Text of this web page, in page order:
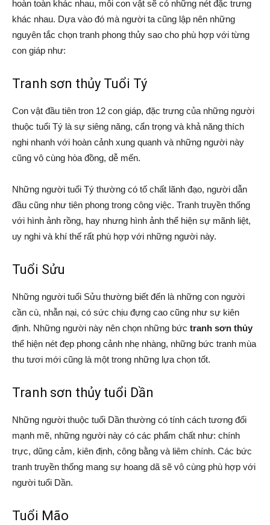
hoàn toàn khác nhau, mỗi con vật sẽ có những nét đặc trưng
khác nhau. Dựa vào đó mà người ta cũng lập nên những
nguyên tắc chọn tranh phong thủy sao cho phù hợp với từng
con giáp như:
Tranh sơn thủy Tuổi Tý
Con vật đầu tiên tron 12 con giáp, đặc trưng của những người
thuộc tuổi Tý là sự siêng năng, cẩn trọng và khả năng thích
nghi nhanh với hoàn cảnh xung quanh và những người này
cũng vô cùng hòa đồng, dễ mến.
Những người tuổi Tý thường có tố chất lãnh đạo, người dẫn
đầu cũng như tiên phong trong công việc. Tranh truyền thống
với hình ảnh rồng, hay nhưng hình ảnh thể hiện sự mãnh liệt,
uy nghi và khí thế rất phù hợp với những người này.
Tuổi Sửu
Những người tuổi Sửu thường biết đến là những con người
cần cù, nhẫn nại, có sức chịu đựng cao cũng như sự kiên
định. Những người này nên chọn những bức tranh sơn thủy
thể hiện nét đẹp phong cảnh nhẹ nhàng, những bức tranh mùa
thu tươi mới cũng là một trong những lựa chọn tốt.
Tranh sơn thủy tuổi Dần
Những người thuộc tuổi Dần thường có tính cách tương đối
mạnh mẽ, những người này có các phẩm chất như: chính
trực, dũng cảm, kiên định, công bằng và liêm chính. Các bức
tranh truyền thống mang sự hoang dã sẽ vô cùng phù hợp với
người tuổi Dần.
Tuổi Mão